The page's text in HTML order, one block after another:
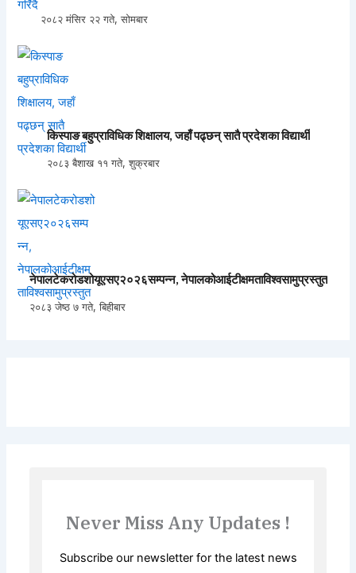
२०८२ मंसिर २२ गते, सोमबार
किस्पाङ बहुप्राविधिक शिक्षालय, जहाँ पढ्छन् सातै प्रदेशका विद्यार्थी
२०८३ बैशाख ११ गते, शुक्रबार
नेपालटेकरोडशोयूएसए२०२६सम्पन्न, नेपालकोआईटीक्षमताविश्वसामुप्रस्तुत
२०८३ जेष्ठ ७ गते, बिहीबार
Never Miss Any Updates !
Subscribe our newsletter for the latest news